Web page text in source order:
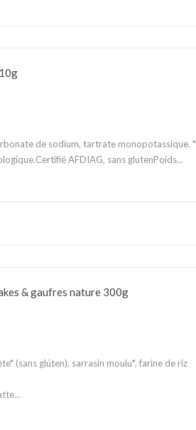
de sodium, tartrate monopotassique. *
AFDIAG, sans glutenPoids...
& gaufres nature 300g
(sans glúten), sarrasin moulu*, farine de riz